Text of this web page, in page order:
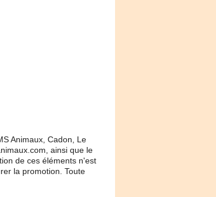
Animaux, Cadon, Le
ainsi que le
de ces éléments n'est
la promotion. Toute